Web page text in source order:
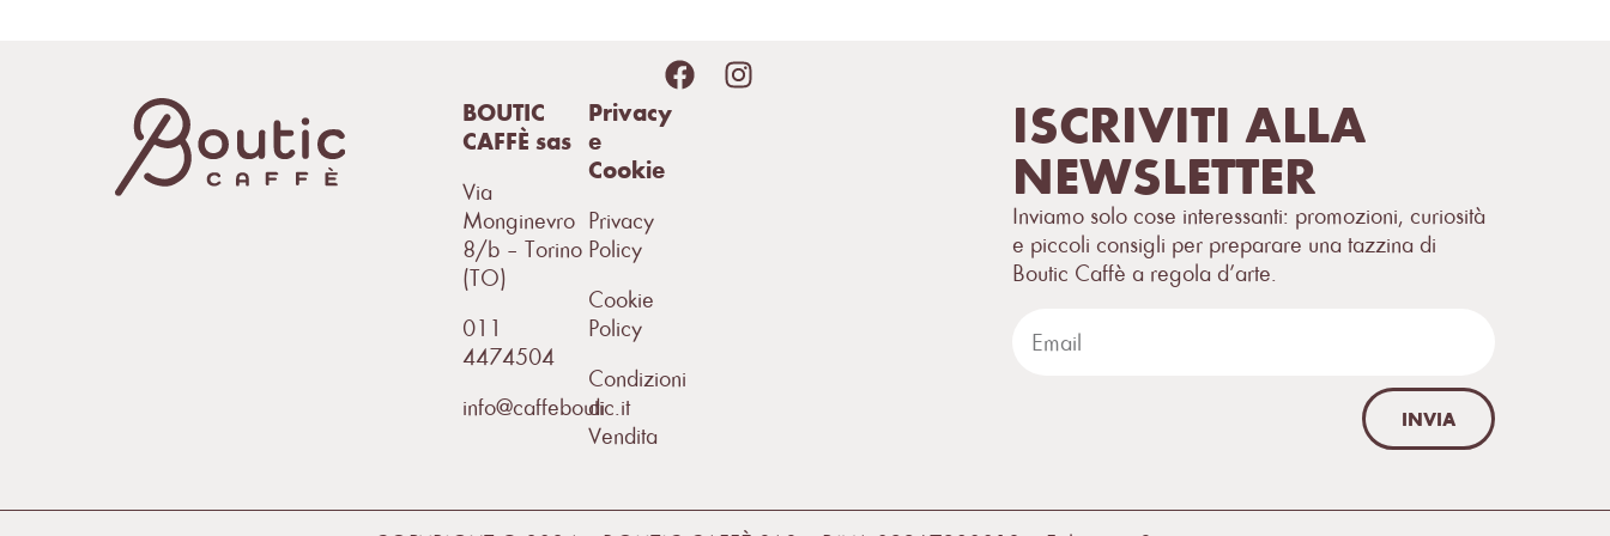
BOUTIC
CAFFÈ sas
Via
Monginevro
8/b – Torino
(TO)
011
4474504
info@caffeboutic.it
Privacy
e
Cookie
Privacy
Policy
Cookie
Policy
Condizioni
di
Vendita
ISCRIVITI ALLA
NEWSLETTER
Inviamo solo cose interessanti: promozioni, curiosità
e piccoli consigli per preparare una tazzina di
Boutic Caffè a regola d’arte.
INVIA